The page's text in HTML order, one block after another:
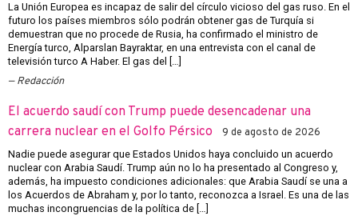
La Unión Europea es incapaz de salir del círculo vicioso del gas ruso. En el
futuro los países miembros sólo podrán obtener gas de Turquía si
demuestran que no procede de Rusia, ha confirmado el ministro de
Energía turco, Alparslan Bayraktar, en una entrevista con el canal de
televisión turco A Haber. El gas del […]
Redacción
El acuerdo saudí con Trump puede desencadenar una
carrera nuclear en el Golfo Pérsico
9 de agosto de 2026
Nadie puede asegurar que Estados Unidos haya concluido un acuerdo
nuclear con Arabia Saudí. Trump aún no lo ha presentado al Congreso y,
además, ha impuesto condiciones adicionales: que Arabia Saudí se una a
los Acuerdos de Abraham y, por lo tanto, reconozca a Israel. Es una de las
muchas incongruencias de la política de […]